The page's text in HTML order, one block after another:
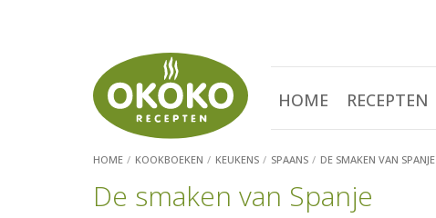
HOME RECEPTEN
HOME KOOKBOEKEN KEUKENS SPAANS DE SMAKEN VAN SPANJE
De smaken van Spanje